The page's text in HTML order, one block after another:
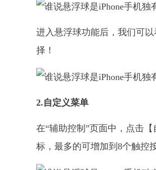
进入悬浮球功能后，我们可
择！
2.自定义菜单
在“辅助控制”页面中，点击
标，最多的可增加到8个触控